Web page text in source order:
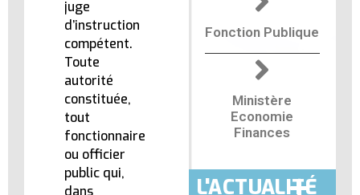
juge
d’instruction
compétent.
Toute
autorité
constituée,
tout
fonctionnaire
ou officier
public qui,
dans
Fonction Publique
Ministère
Economie
Finances
L'ACTUALITÉ